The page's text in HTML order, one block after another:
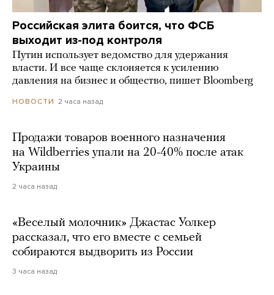
Российская элита боится, что ФСБ
выходит из-под контроля
Путин использует ведомство для удержания
власти. И все чаще склоняется к усилению
давления на бизнес и общество, пишет Bloomberg
НОВОСТИ 2 часа назад
Продажи товаров военного назначения
на Wildberries упали на 20-40% после атак
Украины
2 часа назад
«Веселый молочник» Джастас Уолкер
рассказал, что его вместе с семьей
собираются выдворить из России
3 часа назад